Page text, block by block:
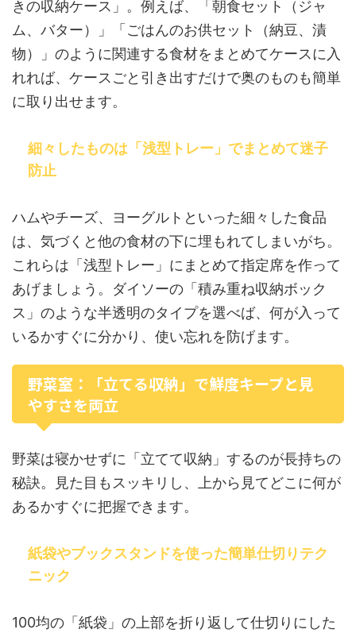
きの収納ケース」。例えば、「朝食セット（ジャ
ム、バター）」「ごはんのお供セット（納豆、漬
物）」のように関連する食材をまとめてケースに入
れれば、ケースごと引き出すだけで奥のものも簡単
に取り出せます。
細々したものは「浅型トレー」でまとめて迷子
防止
ハムやチーズ、ヨーグルトといった細々した食品
は、気づくと他の食材の下に埋もれてしまいがち。
これらは「浅型トレー」にまとめて指定席を作って
あげましょう。ダイソーの「積み重ね収納ボック
ス」のような半透明のタイプを選べば、何が入って
いるかすぐに分かり、使い忘れを防げます。
野菜室：「立てる収納」で鮮度キープと見
やすさを両立
野菜は寝かせずに「立てて収納」するのが長持ちの
秘訣。見た目もスッキリし、上から見てどこに何が
あるかすぐに把握できます。
紙袋やブックスタンドを使った簡単仕切りテク
ニック
100均の「紙袋」の上部を折り返して仕切りにした